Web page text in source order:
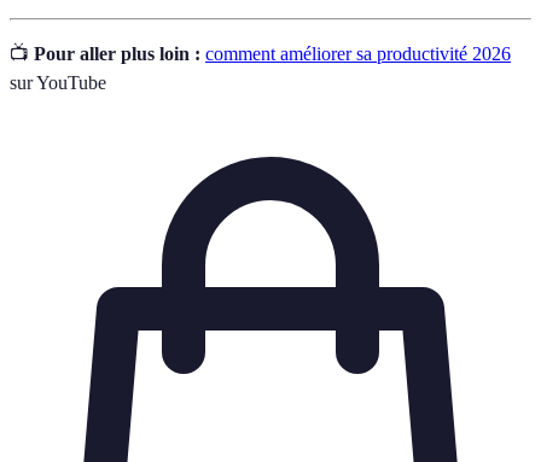
📺 Pour aller plus loin : comment améliorer sa productivité 2026
sur YouTube